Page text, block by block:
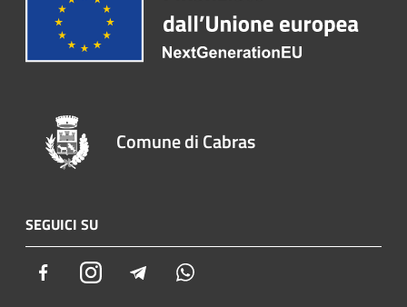
Comune di Cabras
SEGUICI SU
FacebookInstagram Telegram